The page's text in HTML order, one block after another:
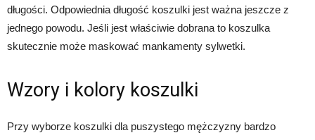
długości. Odpowiednia długość koszulki jest ważna jeszcze z
jednego powodu. Jeśli jest właściwie dobrana to koszulka
skutecznie może maskować mankamenty sylwetki.
Wzory i kolory koszulki
Przy wyborze koszulki dla puszystego mężczyzny bardzo